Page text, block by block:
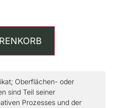
Oberflächen- oder
sind Teil seiner
Prozesses und der